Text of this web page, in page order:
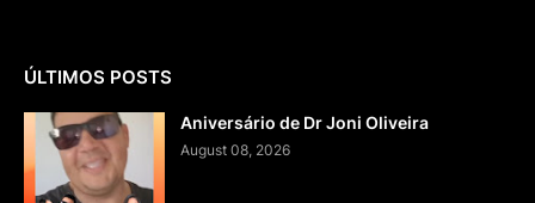
ÚLTIMOS POSTS
Aniversário de Dr Joni Oliveira
August 08, 2026